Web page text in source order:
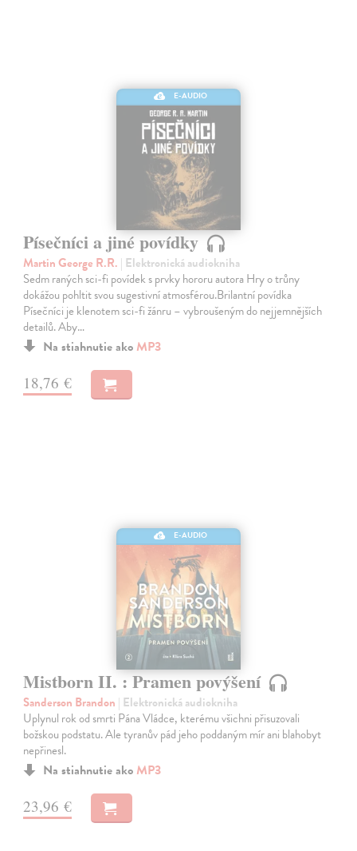
E-AUDIO
Písečníci a jiné povídky
Martin George R.R. | Elektronická audiokniha
Sedm raných sci-fi povídek s prvky hororu autora Hry o trůny
dokážou pohltit svou sugestivní atmosférou.Brilantní povídka
Písečníci je klenotem sci-fi žánru – vybroušeným do nejjemnějších
detailů. Aby…
Na stiahnutie ako MP3
18,76 €
E-AUDIO
Mistborn II. : Pramen povýšení
Sanderson Brandon | Elektronická audiokniha
Uplynul rok od smrti Pána Vládce, kterému všichni přisuzovali
božskou podstatu. Ale tyranův pád jeho poddaným mír ani blahobyt
nepřinesl.
Na stiahnutie ako MP3
23,96 €